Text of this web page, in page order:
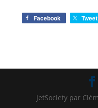
Facebook Tweet
JetSociety par